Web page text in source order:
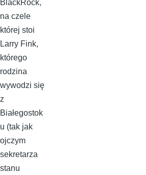
BlackRock,
na czele
której stoi
Larry Fink,
którego
rodzina
wywodzi się
z
Białegostok
u (tak jak
ojczym
sekretarza
stanu